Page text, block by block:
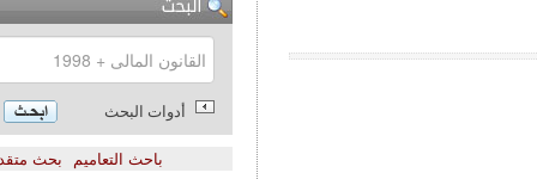
أدوات البحث
باحث التعاميم بحث متقدم